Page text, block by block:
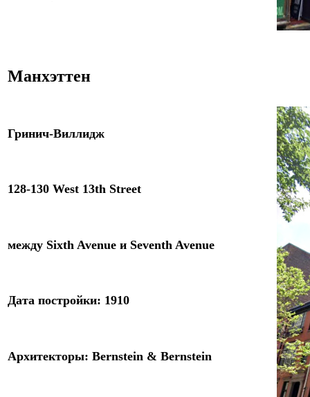
Манхэттен
Гринич-Виллидж
128-130 West 13th Street
между Sixth Avenue и Seventh Avenue
Дата постройки: 1910
Архитекторы: Bernstein & Bernstein